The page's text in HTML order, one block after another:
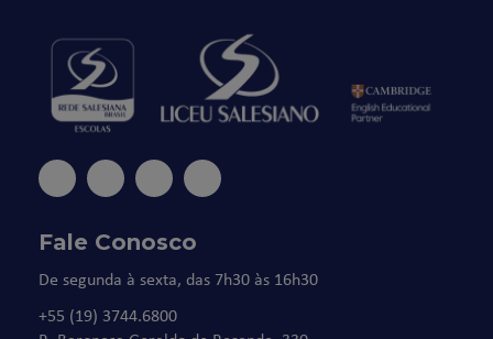
Fale Conosco
De segunda à sexta, das 7h30 às 16h30
+55 (19) 3744.6800